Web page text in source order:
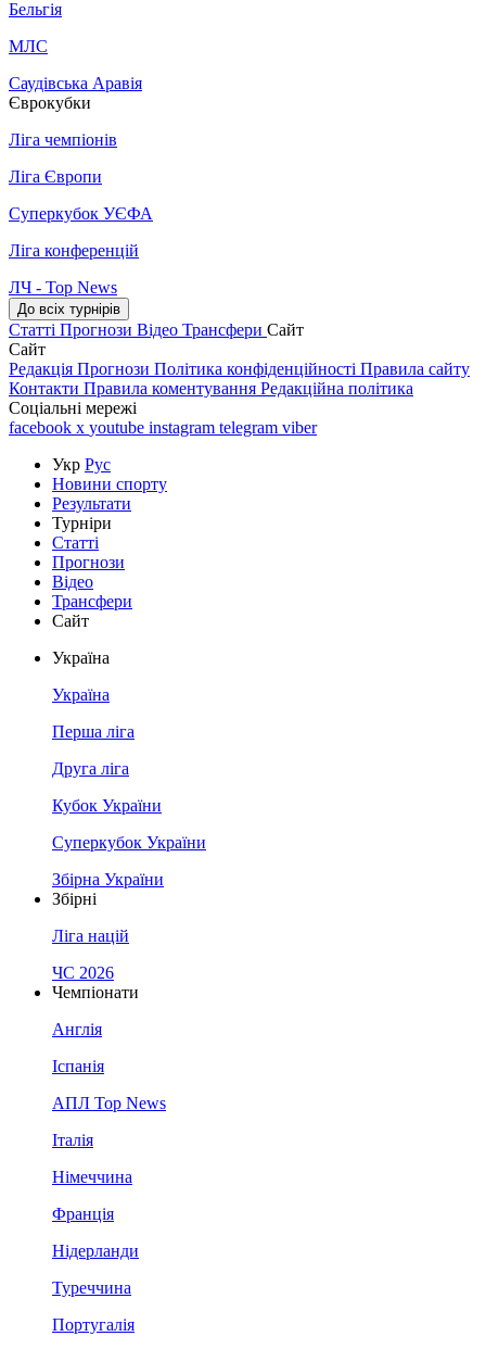
Бельгія
МЛС
Саудівська Аравія
Єврокубки
Ліга чемпіонів
Ліга Європи
Суперкубок УЄФА
Ліга конференцій
ЛЧ - Top News
До всіх турнірів
Статті Прогнози Відео Трансфери Сайт
Сайт
Редакція Прогнози Політика конфіденційності Правила сайту
Контакти Правила коментування Редакційна політика
Соціальні мережі
facebook x youtube instagram telegram viber
Укр Рус
Новини спорту
Результати
Турніри
Статті
Прогнози
Відео
Трансфери
Сайт
Україна
Україна
Перша ліга
Друга ліга
Кубок України
Суперкубок України
Збірна України
Збірні
Ліга націй
ЧС 2026
Чемпіонати
Англія
Іспанія
АПЛ Top News
Італія
Німеччина
Франція
Нідерланди
Туреччина
Португалія